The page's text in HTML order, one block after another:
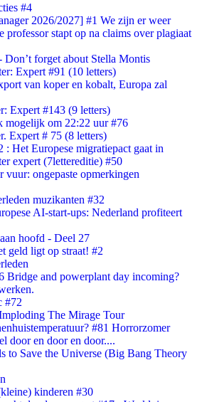
#4
2026/2027] #1 We zijn er weer
professor stapt op na claims over plagiaat
Don’t forget about Stella Montis
Expert #91 (10 letters)
van koper en kobalt, Europa zal
Expert #143 (9 letters)
mogelijk om 22:22 uur #76
Expert # 75 (8 letters)
: Het Europese migratiepact gaat in
expert (7lettereditie) #50
vuur: ongepaste opmerkingen
muzikanten #32
AI-start-ups: Nederland profiteert
hoofd - Deel 27
geld ligt op straat! #2
Bridge and powerplant day incoming?
#72
The Mirage Tour
#81 Horrorzomer
door en door en door....
to Save the Universe (Big Bang Theory
kinderen #30